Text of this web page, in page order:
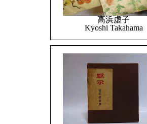
高浜虚子
Kyoshi Takahama